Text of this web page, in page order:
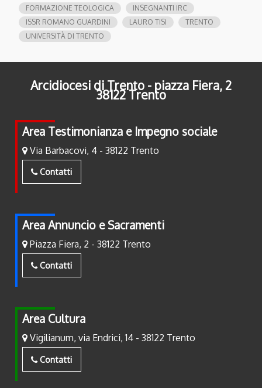
FORMAZIONE TEOLOGICA
INSEGNANTI IRC
ISSR ROMANO GUARDINI
LAURO TISI
TRENTO
UNIVERSITÀ DI TRENTO
Arcidiocesi di Trento - piazza Fiera, 2
38122 Trento
Area Testimonianza e Impegno sociale
Via Barbacovi, 4 - 38122 Trento
Contatti
Area Annuncio e Sacramenti
Piazza Fiera, 2 - 38122 Trento
Contatti
Area Cultura
Vigilianum, via Endrici, 14 - 38122 Trento
Contatti